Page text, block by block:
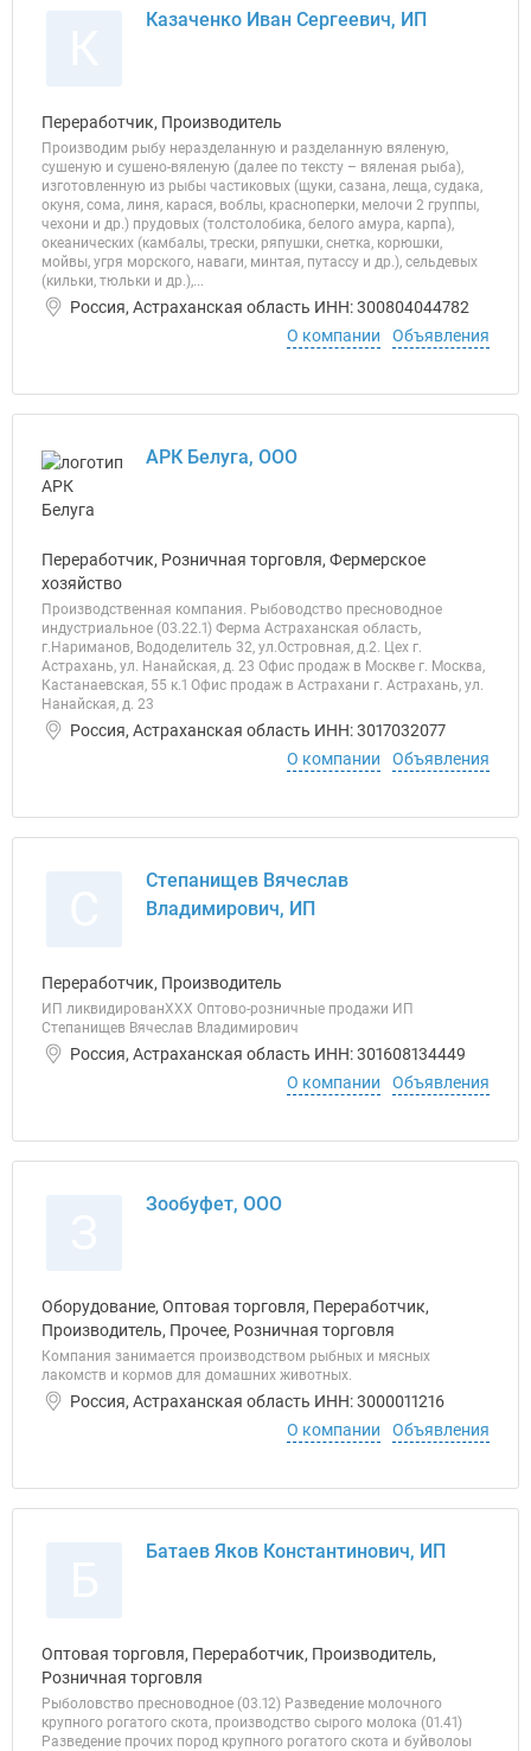
Казаченко Иван Сергеевич, ИП
Переработчик, Производитель
Производим рыбу неразделанную и разделанную вяленую,
сушеную и сушено-вяленую (далее по тексту – вяленая рыба),
изготовленную из рыбы частиковых (щуки, сазана, леща, судака,
окуня, сома, линя, карася, воблы, красноперки, мелочи 2 группы,
чехони и др.) прудовых (толстолобика, белого амура, карпа),
океанических (камбалы, трески, ряпушки, снетка, корюшки,
мойвы, угря морского, наваги, минтая, путассу и др.), сельдевых
(кильки, тюльки и др.),...
Россия, Астраханская область ИНН: 300804044782
О компании
Объявления
АРК Белуга, ООО
Переработчик, Розничная торговля, Фермерское
хозяйство
Производственная компания. Рыбоводство пресноводное
индустриальное (03.22.1) Ферма Астраханская область,
г.Нариманов, Вододелитель 32, ул.Островная, д.2. Цех г.
Астрахань, ул. Нанайская, д. 23 Офис продаж в Москве г. Москва,
Кастанаевская, 55 к.1 Офис продаж в Астрахани г. Астрахань, ул.
Нанайская, д. 23
Россия, Астраханская область ИНН: 3017032077
О компании
Объявления
Степанищев Вячеслав
Владимирович, ИП
Переработчик, Производитель
ИП ликвидированХХХ Оптово-розничные продажи ИП
Степанищев Вячеслав Владимирович
Россия, Астраханская область ИНН: 301608134449
О компании
Объявления
Зообуфет, ООО
Оборудование, Оптовая торговля, Переработчик,
Производитель, Прочее, Розничная торговля
Компания занимается производством рыбных и мясных
лакомств и кормов для домашних животных.
Россия, Астраханская область ИНН: 3000011216
О компании
Объявления
Батаев Яков Константинович, ИП
Оптовая торговля, Переработчик, Производитель,
Розничная торговля
Рыболовство пресноводное (03.12) Разведение молочного
крупного рогатого скота, производство сырого молока (01.41)
Разведение прочих пород крупного рогатого скота и буйволоы